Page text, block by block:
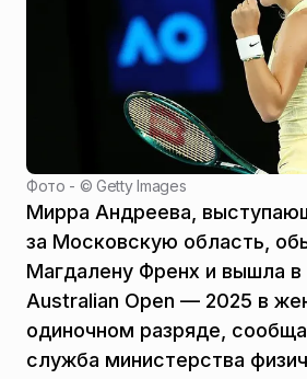
Фото - ©Getty Images
Мирра Андреева,
за Московскую область,
Магдалену Френх и вышла в
Australian Open — 2025 в
одиночном разряде,
служба министерства